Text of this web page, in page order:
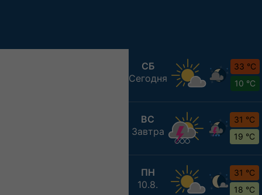
СБ
Сегодня
33 °C
10 °C
ВС
Завтра
31 °C
19 °C
ПН
10.8.
31 °C
18 °C